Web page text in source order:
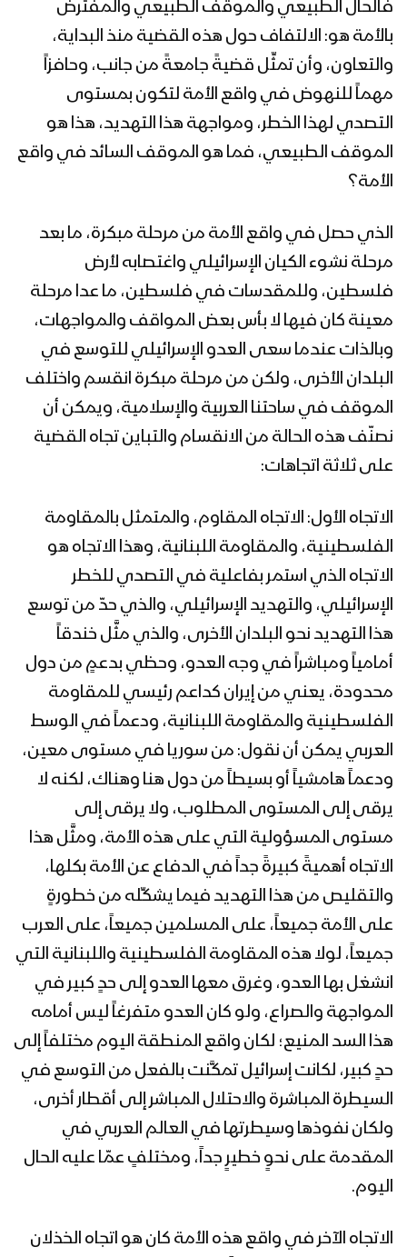
تعز – مقابلات مع المجاهدين المرابطين
في مقبنة والكدحة وكرش بمناسبة يوم
القدس العالمي
قضية القدس- كوكبة من المنشدين
1444هـ
زامل محور الحق | عيسى الليث – 1444هـ
فلاشة 7 – استعراض لوحدات من القوات
البحرية في ساحل الحديدة بمناسبة يوم
القدس العالمي – 1444
فلاشة 5 – استعراض لوحدات من القوات
البحرية في ساحل الحديدة بمناسبة يوم
القدس العالمي – 1444
كليب العهد الجديد – فرقة البدر بضحيان
1444هـ
لحج – رسائل المجاهدين المرابطين في
جبهة كرش بمناسبة يوم القدس العالمي
1444هـ
فلاشة 4 – استعراض لوحدات من القوات
البحرية في ساحل الحديدة بمناسبة يوم
القدس العالمي – 1444
كليب درع القدس | فرقة أنصار الله – 1444هـ
فلاشة 3 – استعراض لوحدات من القوات
البحرية في ساحل الحديدة بمناسبة يوم
القدس العالمي – 1444
فلاشة 2 – استعراض لوحدات من القوات
البحرية في ساحل الحديدة بمناسبة يوم
القدس العالمي – 1444
القدس العالمي – 1444
فالحال الطبيعي والموقف الطبيعي والمفترض
بالأمة هو: الالتفاف حول هذه القضية منذ البداية،
والتعاون، وأن تمثِّل قضيةً جامعةً من جانب، وحافزاً
مهماً للنهوض في واقع الأمة لتكون بمستوى
التصدي لهذا الخطر، ومواجهة هذا التهديد، هذا هو
الموقف الطبيعي، فما هو الموقف السائد في واقع
الأمة؟
الذي حصل في واقع الأمة من مرحلة مبكرة، ما بعد
مرحلة نشوء الكيان الإسرائيلي واغتصابه لأرض
فلسطين، وللمقدسات في فلسطين، ما عدا مرحلة
معينة كان فيها لا بأس بعض المواقف والمواجهات،
وبالذات عندما سعى العدو الإسرائيلي للتوسع في
البلدان الأخرى، ولكن من مرحلة مبكرة انقسم واختلف
الموقف في ساحتنا العربية والإسلامية، ويمكن أن
نصنّف هذه الحالة من الانقسام والتباين تجاه القضية
على ثلاثة اتجاهات:
الاتجاه الأول: الاتجاه المقاوم، والمتمثل بالمقاومة
الفلسطينية، والمقاومة اللبنانية، وهذا الاتجاه هو
الاتجاه الذي استمر بفاعلية في التصدي للخطر
الإسرائيلي، والتهديد الإسرائيلي، والذي حدّ من توسع
هذا التهديد نحو البلدان الأخرى، والذي مثَّل خندقاً
أمامياً ومباشراً في وجه العدو، وحظي بدعمٍ من دول
محدودة، يعني من إيران كداعم رئيسي للمقاومة
الفلسطينية والمقاومة اللبنانية، ودعماً في الوسط
العربي يمكن أن نقول: من سوريا في مستوى معين،
ودعماً هامشياً أو بسيطاً من دول هنا وهناك، لكنه لا
يرقى إلى المستوى المطلوب، ولا يرقى إلى
مستوى المسؤولية التي على هذه الأمة، ومثَّل هذا
الاتجاه أهميةً كبيرةً جداً في الدفاع عن الأمة بكلها،
والتقليص من هذا التهديد فيما يشكِّله من خطورةٍ
على الأمة جميعاً، على المسلمين جميعاً، على العرب
جميعاً، لولا هذه المقاومة الفلسطينية واللبنانية التي
انشغل بها العدو، وغرق معها العدو إلى حدٍ كبير في
المواجهة والصراع، ولو كان العدو متفرغاً ليس أمامه
هذا السد المنيع؛ لكان واقع المنطقة اليوم مختلفاً إلى
حدٍ كبير، لكانت إسرائيل تمكَّنت بالفعل من التوسع في
السيطرة المباشرة والاحتلال المباشر إلى أقطار أخرى،
ولكان نفوذها وسيطرتها في العالم العربي في
المقدمة على نحوٍ خطيرٍ جداً، ومختلفٍ عمّا عليه الحال
اليوم.
الاتجاه الآخر في واقع هذه الأمة كان هو اتجاه الخذلان